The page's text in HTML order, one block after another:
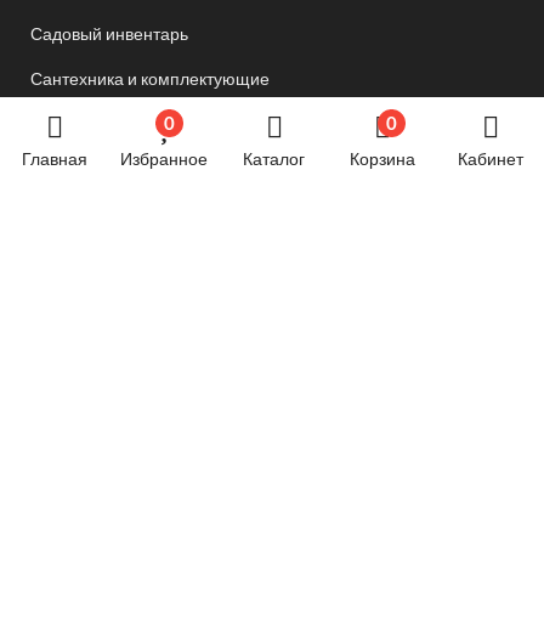
Главная
0
Избранное Каталог
0
Корзина Кабинет
Садовый инвентарь
Сантехника и комплектующие
Сварочное оборудование
Силовая техника